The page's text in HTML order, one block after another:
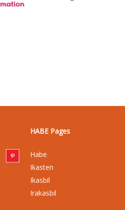
HABE Pages
Habe
Ikasten
Ikasbil
Irakasbil